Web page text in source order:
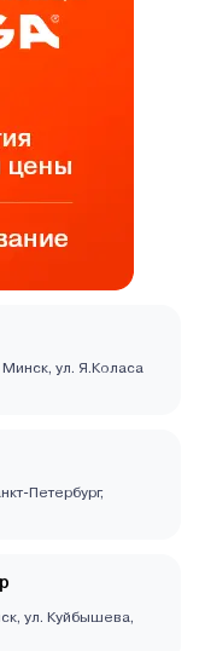
ул. Я.Коласа
Петербург,
ул. Куйбышева,